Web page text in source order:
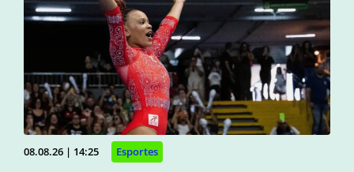
08.08.26 | 14:25 Esportes